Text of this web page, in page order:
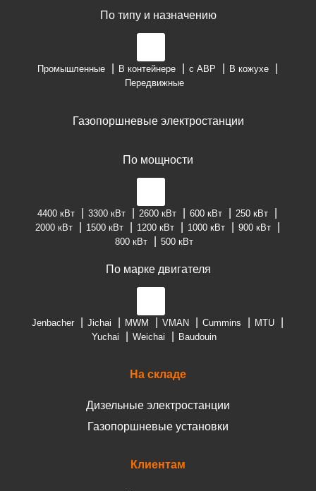
По типу и назначению
Промышленные В контейнере с АВР
В кожухе
Передвижные
Газопоршневые электростанции
По мощности
4400 кВт 3300 кВт 2600 кВт 600 кВт
250 кВт
2000 кВт
1500 кВт 1200 кВт 1000 кВт
900 кВт
800 кВт
500 кВт
По марке двигателя
Jenbacher Jichai MWM VMAN Cummins
MTU
Yuchai
Weichai Baudouin
На складе
Дизельные электростанции
Газопоршневые установки
Клиентам